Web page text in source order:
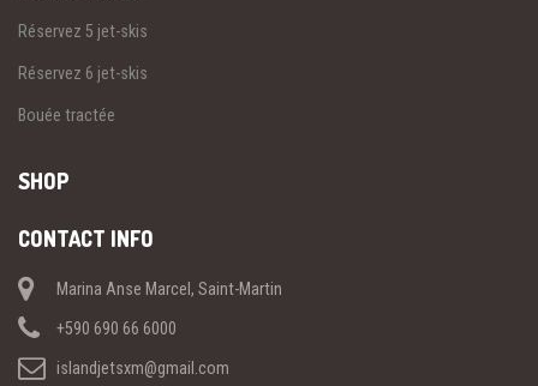
Réservez 5 jet-skis
Réservez 6 jet-skis
Bouée tractée
SHOP
CONTACT INFO
Marina Anse Marcel, Saint-Martin
+590 690 66 6000
islandjetsxm@gmail.com